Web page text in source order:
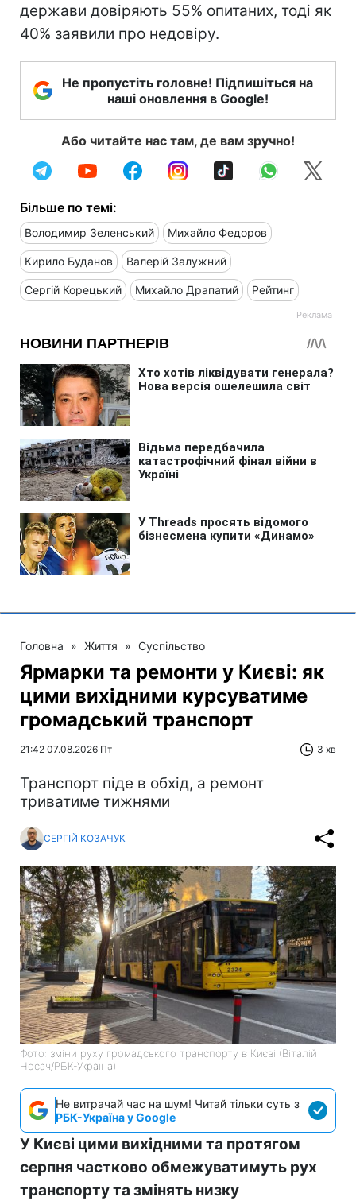
держави довіряють 55% опитаних, тоді як
40% заявили про недовіру.
Не пропустіть головне! Підпишіться на
наші оновлення в Google!
Або читайте нас там, де вам зручно!
Більше по темі:
Володимир Зеленський Михайло Федоров
Кирило Буданов Валерій Залужний
Сергій Корецький Михайло Драпатий Рейтинг
Головна » Життя » Суспільство
Ярмарки та ремонти у Києві: як
цими вихідними курсуватиме
громадський транспорт
21:42 07.08.2026 Пт 3 хв
Транспорт піде в обхід, а ремонт
триватиме тижнями
СЕРГІЙ КОЗАЧУК
Фото: зміни руху громадського транспорту в Києві (Віталій
Носач/РБК-Україна)
Не витрачай час на шум! Читай тільки суть з
РБК-Україна у Google
У Києві цими вихідними та протягом
серпня частково обмежуватимуть рух
транспорту та змінять низку